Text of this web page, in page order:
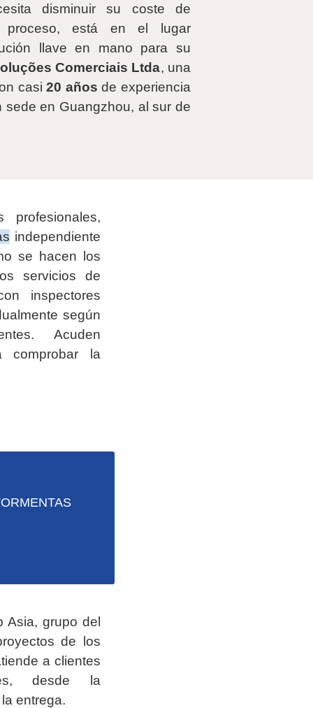
disminuir su coste de
proceso, está en el lugar
llave en mano para su
Comerciais Ltda, una
casi20 años de experiencia
en Guangzhou, al sur de
independiente
se hacen los
servicios de
inspectores
según
Acuden
comprobar la
Asia, grupo del
de los
a clientes
desde la
entrega.